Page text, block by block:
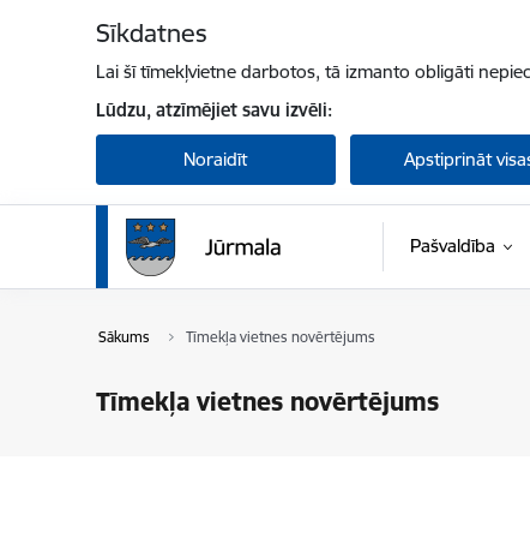
Sīkdatnes
Lai šī tīmekļvietne darbotos, tā izmanto obligāti
Lūdzu, atzīmējiet savu izvēli:
Noraidīt Apstiprināt
Pašvaldība
Sākums Tīmekļa vietnes novērtējums
Tīmekļa vietnes novērtējums